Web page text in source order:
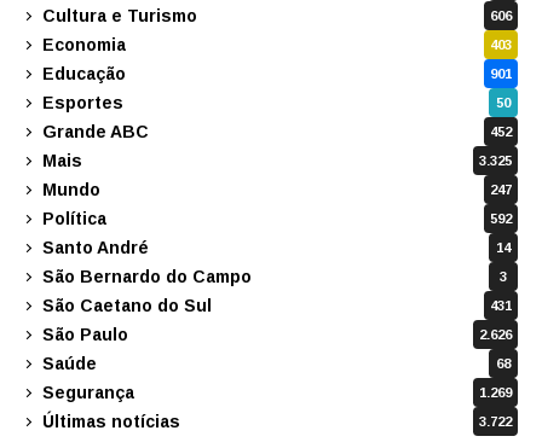
Cultura e Turismo 606
Economia 403
Educação 901
Esportes 50
Grande ABC 452
Mais 3.325
Mundo 247
Política 592
Santo André 14
São Bernardo do Campo 3
São Caetano do Sul 431
São Paulo 2.626
Saúde 68
Segurança 1.269
Últimas notícias 3.722